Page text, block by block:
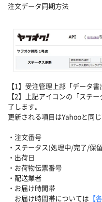
注文データ同期方法
【1】受注管理上部「データ
【2】上記アイコンの「ステ
了します。
更新される項目はYahooと同
・注文番号
・ステータス(処理中/完了/保
・出荷日
・お荷物伝票番号
・配送業者
・お届け時間帯
お届け時間帯については 【